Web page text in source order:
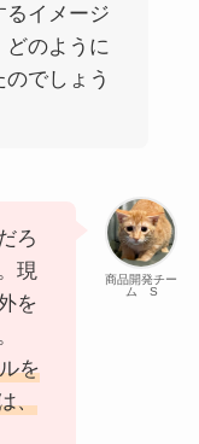
るイメージ
どのように
でしょう
商品開発チー
ム S
ろ
現
を
を
、